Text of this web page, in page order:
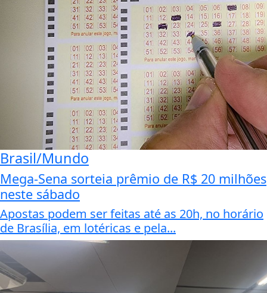
Brasil/Mundo
Mega-Sena sorteia prêmio de R$ 20 milhões
neste sábado
Apostas podem ser feitas até as 20h, no horário
de Brasília, em lotéricas e pela...